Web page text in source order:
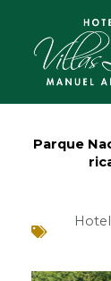
contenido
Parque